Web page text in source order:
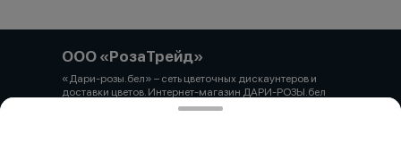
ООО «РозаТрейд»
«Дари-розы.бел» – сеть цветочных дискаунтеров и
доставки цветов. Интернет-магазин ДАРИ-РОЗЫ.бел
зарегистрирован 06.12.2021 № 524431 в Торговом